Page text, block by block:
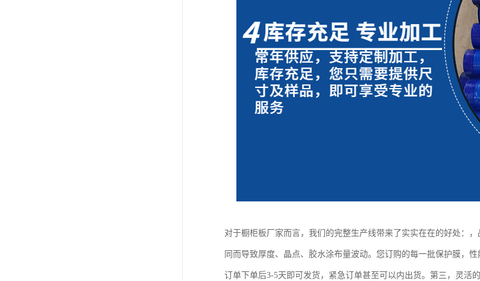
对于橱柜板厂家而言，我们的完整生产线带来了实实在在的好处：
同而导致厚度、晶点、胶水涂布量波动。您订购的每一批保护膜，
订单下单后3-5天即可发货，紧急订单甚至可以内出货。第三，灵活